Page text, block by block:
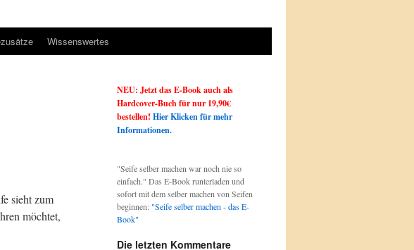
Wissenswertes
sieht zum
möchtet,
NEU: Jetzt das E-Book auch als
Hardcover-Buch für nur 19,90€
bestellen! Hier Klicken für mehr
Informationen.
"Seife selber machen war noch nie so
einfach." Das E-Book runterladen und
sofort mit dem selber machen von Seifen
beginnen: "Seife selber machen - das E-
Book"
Die letzten Kommentare